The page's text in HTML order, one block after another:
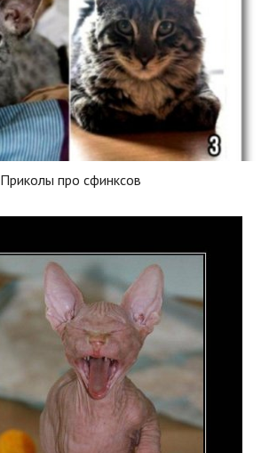
Приколы про сфинксов